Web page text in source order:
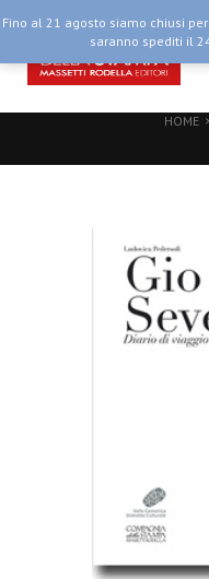
Fino al 21 agosto siamo chiusi
saranno spediti il
HOME